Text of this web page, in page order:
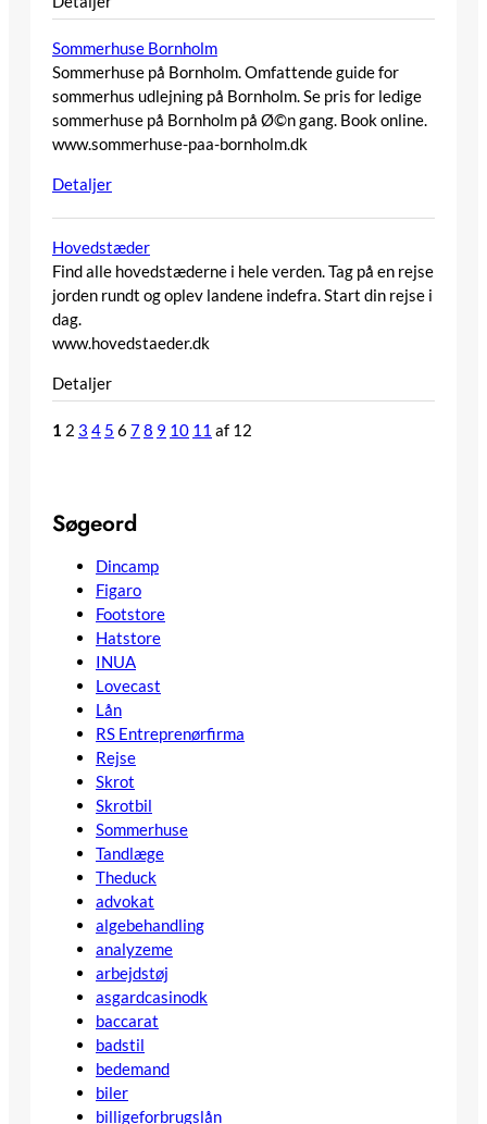
Sommerhuse Bornholm
Sommerhuse på Bornholm. Omfattende guide for
sommerhus udlejning på Bornholm. Se pris for ledige
sommerhuse på Bornholm på Ø©n gang. Book online.
www.sommerhuse-paa-bornholm.dk
Detaljer
Hovedstæder
Find alle hovedstæderne i hele verden. Tag på en rejse
jorden rundt og oplev landene indefra. Start din rejse i
dag.
www.hovedstaeder.dk
Detaljer
1 2 3 4 5 6 78 9 10 11 af 12
Søgeord
Dincamp
Figaro
Footstore
Hatstore
INUA
Lovecast
Lån
RS Entreprenørfirma
Rejse
Skrot
Skrotbil
Sommerhuse
Tandlæge
Theduck
advokat
algebehandling
analyzeme
arbejdstøj
asgardcasinodk
baccarat
badstil
bedemand
biler
billigeforbrugslån